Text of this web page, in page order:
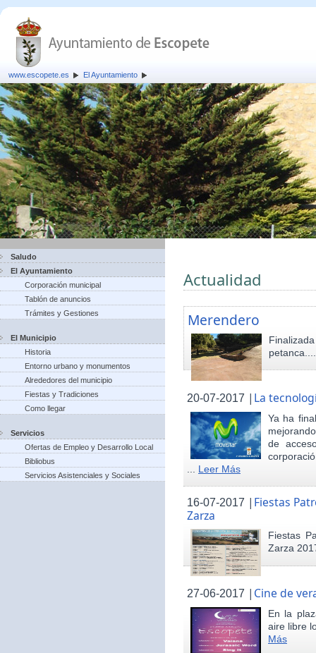
www.escopete.es El Ayuntamiento
Saludo
El Ayuntamiento
Corporación municipal
Tablón de anuncios
Trámites y Gestiones
El Municipio
Historia
Entorno urbano y monumentos
Alrededores del municipio
Fiestas y Tradiciones
Como llegar
Servicios
Ofertas de Empleo y Desarrollo Local
Bibliobus
Servicios Asistenciales y Sociales
Actualidad
Merendero
20-07-2017 | La
Ya ha
de
Leer Más
16-07-2017 | Fiestas
Zarza
Fiestas
Zarza
27-06-2017 | Cine de
En la
aire libre
Más